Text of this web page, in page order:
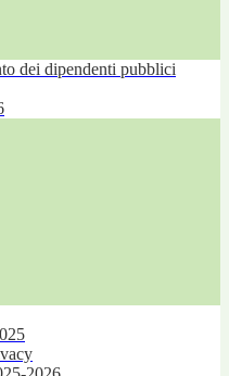
dei dipendenti pubblici